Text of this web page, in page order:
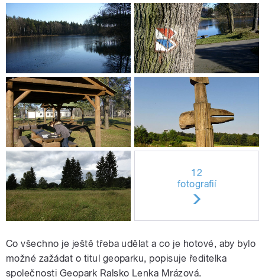
12
fotografií
Co všechno je ještě třeba udělat a co je hotové, aby bylo
možné zažádat o titul geoparku, popisuje ředitelka
společnosti Geopark Ralsko Lenka Mrázová.